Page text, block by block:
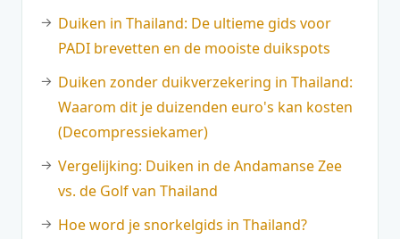
Duiken in Thailand: De ultieme gids voor
PADI brevetten en de mooiste duikspots
Duiken zonder duikverzekering in Thailand:
Waarom dit je duizenden euro's kan kosten
(Decompressiekamer)
Vergelijking: Duiken in de Andamanse Zee
vs. de Golf van Thailand
Hoe word je snorkelgids in Thailand?